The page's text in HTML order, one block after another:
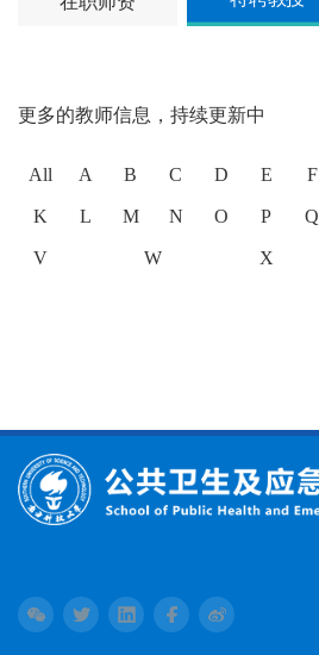
更多的教师信息，持续更新中
All A B C D E F
K L M N O P Q
V W X